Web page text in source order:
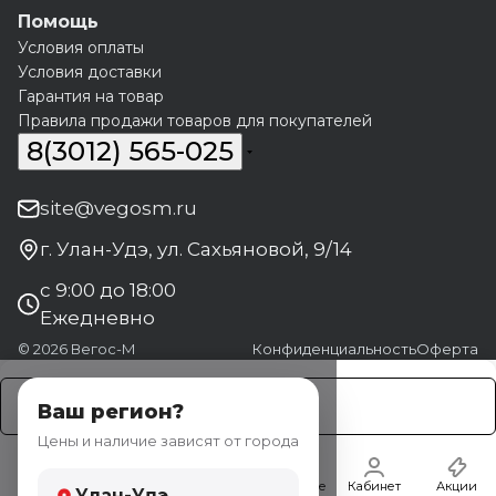
Главная Каталог Избранные Кабинет Акции
Помощь
Условия оплаты
Условия доставки
Гарантия на товар
Правила продажи товаров для покупателей
8(3012) 565-025
site@vegosm.ru
г. Улан-Удэ, ул. Сахьяновой, 9/14
с 9:00 до 18:00
Ежедневно
© 2026 Вегос-М КонфиденциальностьОферта
Ваш регион?
Цены и наличие зависят от города